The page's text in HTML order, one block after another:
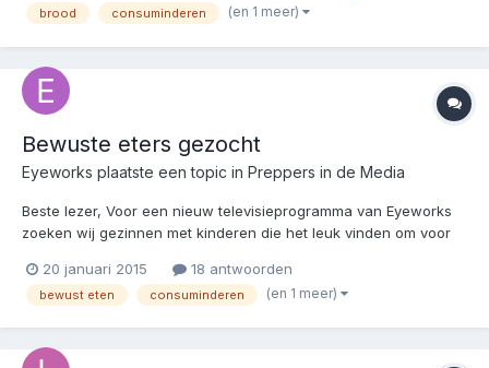
een gaatje in het brood zit van de mengers, dat nemen we er...
brood consuminderen (en 1 meer)
Bewuste eters gezocht
Eyeworks plaatste een topic in Preppers in de Media
Beste lezer, Voor een nieuw televisieprogramma van Eyeworks
zoeken wij gezinnen met kinderen die het leuk vinden om voor
zijn met name op zoek naar gezinnen die bewuste keuzes
maken, bijvoorbeeld wanneer het gaat om budget (cons...
20 januari 2015 18 antwoorden
bewust eten consuminderen (en 1 meer)